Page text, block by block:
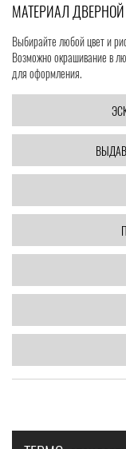
МАТЕРИАЛ
Выбирайте любой цвет и
Возможно окрашивание в
для оформления.